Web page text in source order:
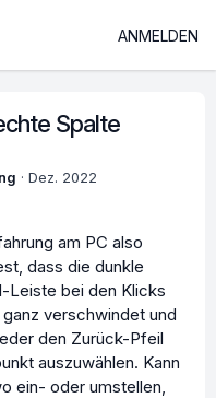
ANMELDEN
Spalte
· Dez. 2022
am PC also
dass die dunkle
Leiste bei den Klicks
verschwindet und
den Zurück-Pfeil
auszuwählen. Kann
ein- oder umstellen,